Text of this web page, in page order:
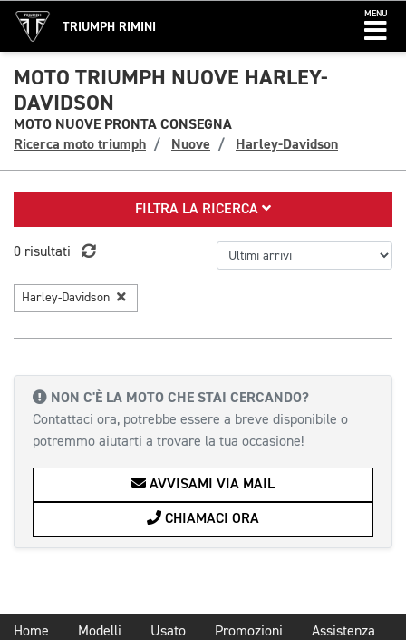
TRIUMPH RIMINI
MENU
MOTO TRIUMPH NUOVE HARLEY-
DAVIDSON
MOTO NUOVE PRONTA CONSEGNA
Ricerca moto triumph
Nuove Harley-Davidson
FILTRA LA RICERCA
0 risultati
Harley-Davidson
NON C'È LA MOTO CHE STAI CERCANDO?
Contattaci ora, potrebbe essere a breve disponibile o
potremmo aiutarti a trovare la tua occasione!
AVVISAMI VIA MAIL
CHIAMACI ORA
Home Modelli Usato Promozioni Assistenza